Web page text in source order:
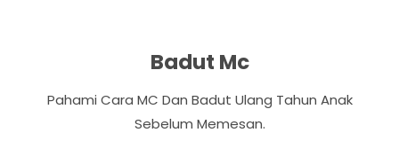
Badut Mc
Pahami Cara MC Dan Badut Ulang Tahun Anak
Sebelum Memesan.